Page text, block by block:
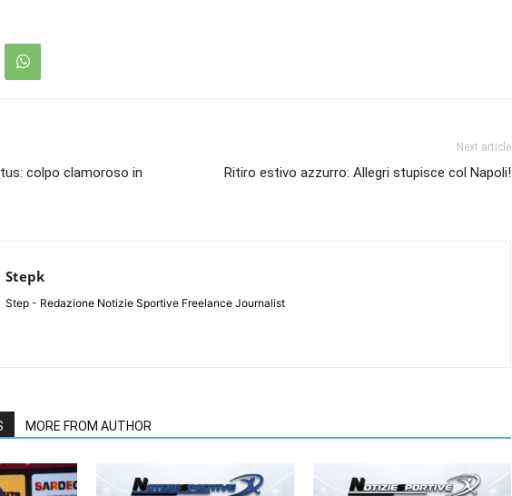
colpo clamoroso in
Next article
Ritiro estivo azzurro: Allegri stupisce col Napoli!
Stepk
Step - Redazione Notizie Sportive Freelance Journalist
MORE FROM AUTHOR